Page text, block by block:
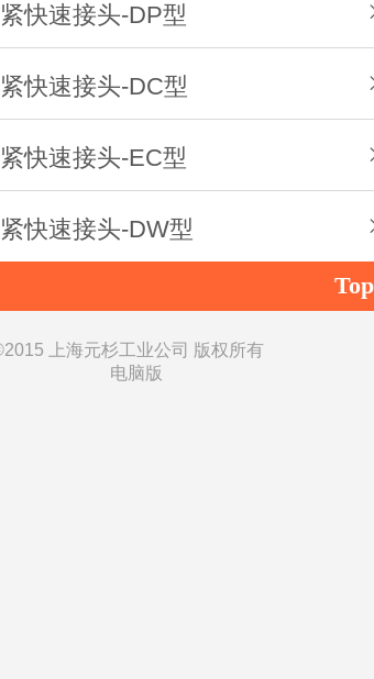
快速接头-DP型
快速接头-DC型
快速接头-EC型
快速接头-DW型
Top
2015 上海元杉工业公司 版权所有
电脑版